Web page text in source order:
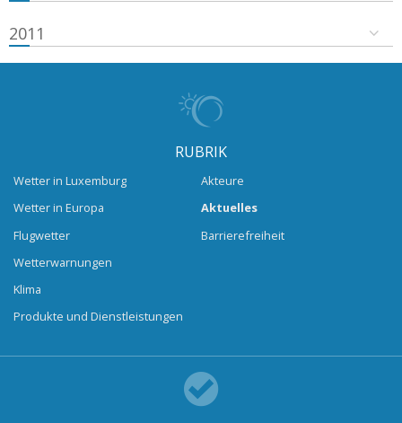
2011
RUBRIK
Wetter in Luxemburg
Wetter in Europa
Flugwetter
Wetterwarnungen
Klima
Produkte und Dienstleistungen
Akteure
Aktuelles
Barrierefreiheit